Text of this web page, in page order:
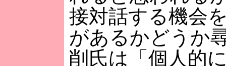
接対話する機会
があるかどうか
削氏は「個人的